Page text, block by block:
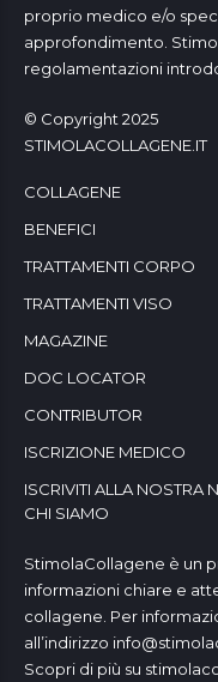
proprio medico e/o
approfondimento.
regolamentazioni
© Copyright 2025
STIMOLACOLLAGENE.IT
COLLAGENE
BENEFICI
TRATTAMENTI CORPO
TRATTAMENTI VISO
MAGAZINE
DOC LOCATOR
CONTRIBUTOR
ISCRIZIONE MEDICO
ISCRIVITI ALLA NOSTRA
CHI SIAMO
StimolaCollagene è un
informazioni chiare e
collagene. Per
all’indirizzo
Scopri di più su